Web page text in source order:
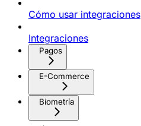
Cómo usar integraciones
Integraciones
Pagos
E-Commerce
Biometría